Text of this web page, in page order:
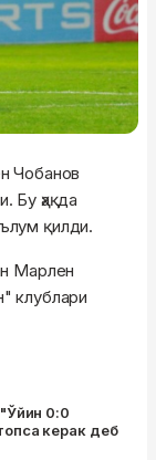
Чобанов
Бу ҳақда
қилди.
Марлен
клублари
"Ўйин 0:0
керак деб